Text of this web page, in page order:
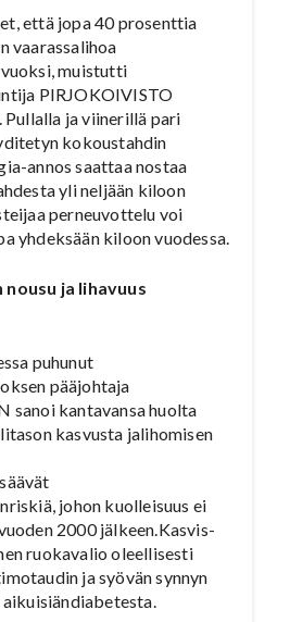
että jopa 40 prosenttia
vaarassalihoa
muistutti
PIRJOKOIVISTO
ja viinerillä pari
kokoustahdin
annos saattaa nostaa
yli neljään kiloon
perneuvottelu voi
yhdeksään kiloon vuodessa.
ja lihavuus
puhunut
pääjohtaja
sanoi kantavansa huolta
kasvusta jalihomisen
johon kuolleisuus ei
2000 jälkeen.Kasvis-
ruokavalio oleellisesti
ja syövän synnyn